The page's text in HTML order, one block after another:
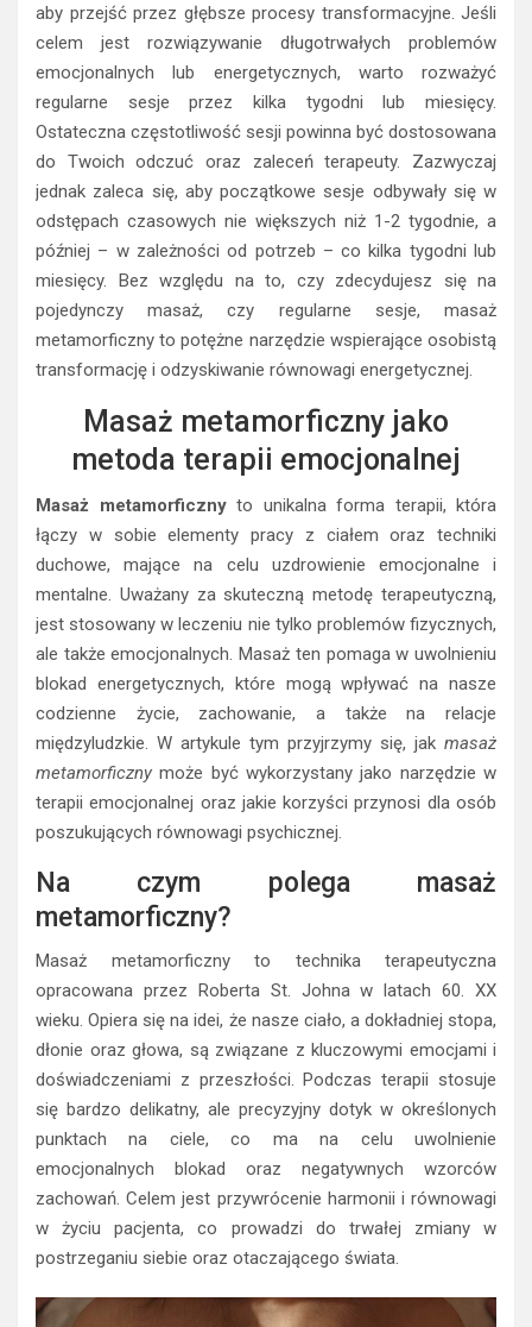
aby przejść przez głębsze procesy transformacyjne. Jeśli
celem jest rozwiązywanie długotrwałych problemów
emocjonalnych lub energetycznych, warto rozważyć
regularne sesje przez kilka tygodni lub miesięcy.
Ostateczna częstotliwość sesji powinna być dostosowana
do Twoich odczuć oraz zaleceń terapeuty. Zazwyczaj
jednak zaleca się, aby początkowe sesje odbywały się w
odstępach czasowych nie większych niż 1-2 tygodnie, a
później – w zależności od potrzeb – co kilka tygodni lub
miesięcy. Bez względu na to, czy zdecydujesz się na
pojedynczy masaż, czy regularne sesje, masaż
metamorficzny to potężne narzędzie wspierające osobistą
transformację i odzyskiwanie równowagi energetycznej.
Masaż metamorficzny jako
metoda terapii emocjonalnej
Masaż metamorficznyto unikalna forma terapii, która
łączy w sobie elementy pracy z ciałem oraz techniki
duchowe, mające na celu uzdrowienie emocjonalne i
mentalne. Uważany za skuteczną metodę terapeutyczną,
jest stosowany w leczeniu nie tylko problemów fizycznych,
ale także emocjonalnych. Masaż ten pomaga w uwolnieniu
blokad energetycznych, które mogą wpływać na nasze
codzienne życie, zachowanie, a także na relacje
międzyludzkie. W artykule tym przyjrzymy się, jak masaż
metamorficzny może być wykorzystany jako narzędzie w
terapii emocjonalnej oraz jakie korzyści przynosi dla osób
poszukujących równowagi psychicznej.
Na czym polega masaż
metamorficzny?
Masaż metamorficzny to technika terapeutyczna
opracowana przez Roberta St. Johna w latach 60. XX
wieku. Opiera się na idei, że nasze ciało, a dokładniej stopa,
dłonie oraz głowa, są związane z kluczowymi emocjami i
doświadczeniami z przeszłości. Podczas terapii stosuje
się bardzo delikatny, ale precyzyjny dotyk w określonych
punktach na ciele, co ma na celu uwolnienie
emocjonalnych blokad oraz negatywnych wzorców
zachowań. Celem jest przywrócenie harmonii i równowagi
w życiu pacjenta, co prowadzi do trwałej zmiany w
postrzeganiu siebie oraz otaczającego świata.